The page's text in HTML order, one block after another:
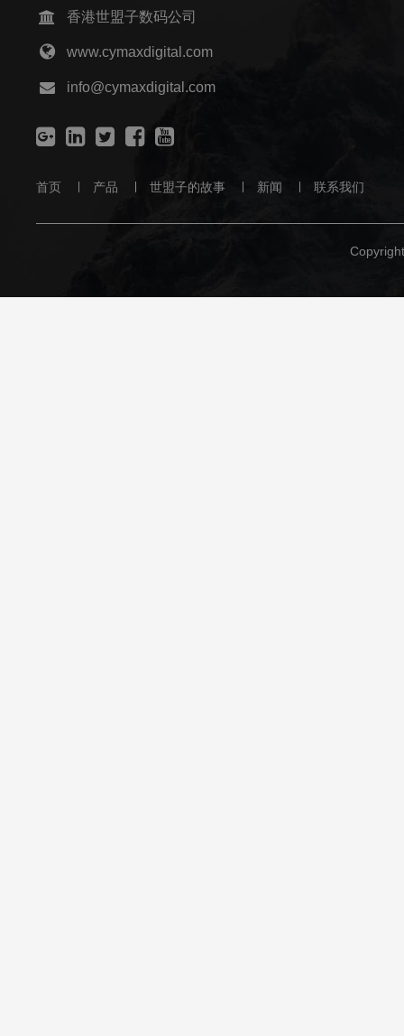
香港世盟子数码公司
www.cymaxdigital.com
info@cymaxdigital.com
首页 产品 世盟子的故事 新闻 联系我们